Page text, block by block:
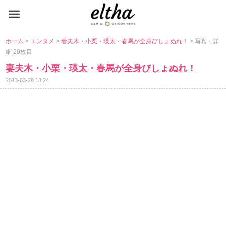
ホーム> エンタメ>妻夫木・小栗・瑛太・春馬が全身びしょぬれ！> 写真・詳
細 20枚目
妻夫木・小栗・瑛太・春馬が全身びしょぬれ！
2013-03-28 18:24